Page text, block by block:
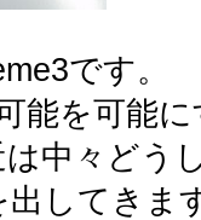
です。
能を可能
中々どう
出してきま